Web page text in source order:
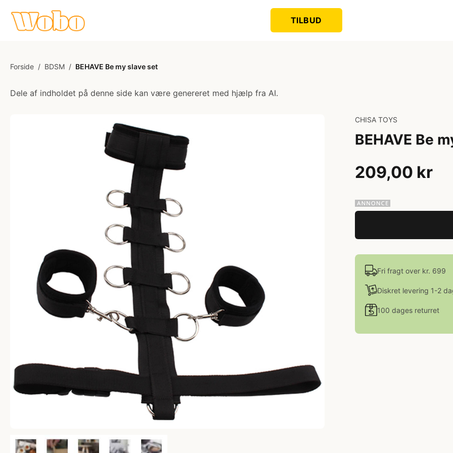
TILBUD
Forside / BDSM / BEHAVE Be my slave set
Dele af indholdet på denne side kan være genereret med hjælp fra AI.
CHISA TOYS
BEHAVE Be
209,00 kr
Fri fragt over kr. 699
Diskret levering 1-2
100 dages returret